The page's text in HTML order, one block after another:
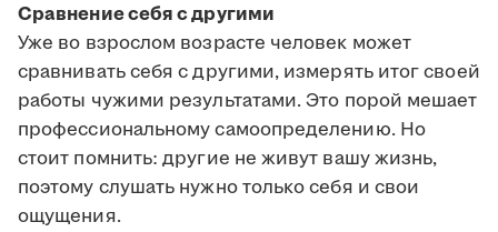
Сравнение себя с другими
Уже во взрослом возрасте человек может
сравнивать себя с другими, измерять итог своей
работы чужими результатами. Это порой мешает
профессиональному самоопределению. Но
стоит помнить: другие не живут вашу жизнь,
поэтому слушать нужно только себя и свои
ощущения.